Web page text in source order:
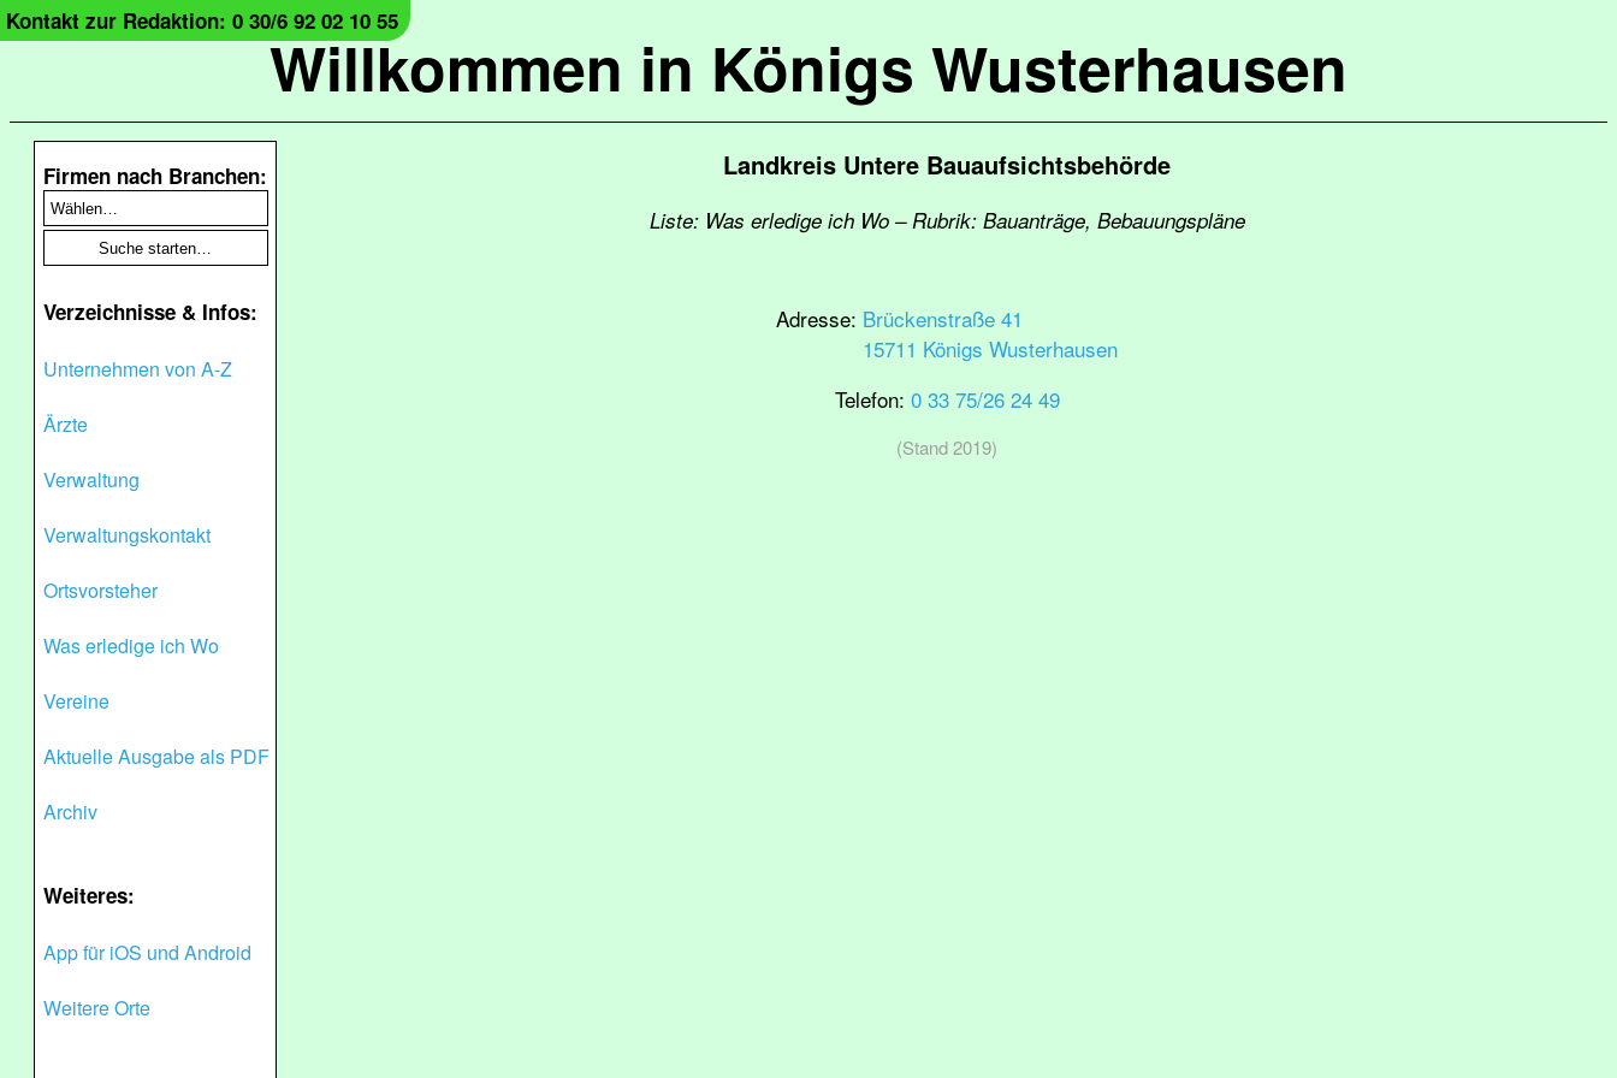
Willkommen in Königs Wusterhausen
Kontakt zur Redaktion: 0 30/6 92 02 10 55
Firmen nach Branchen:
Verzeichnisse & Infos:
Unternehmen von A-Z
Ärzte
Verwaltung
Verwaltungskontakt
Ortsvorsteher
Was erledige ich Wo
Vereine
Aktuelle Ausgabe als PDF
Archiv
Weiteres:
App für iOS und Android
Weitere Orte
Landkreis Untere Bauaufsichtsbehörde
Liste: Was erledige ich Wo – Rubrik: Bauanträge, Bebauungspläne
Adresse: Brückenstraße 41
15711 Königs Wusterhausen
Telefon: 0 33 75/26 24 49
(Stand 2019)